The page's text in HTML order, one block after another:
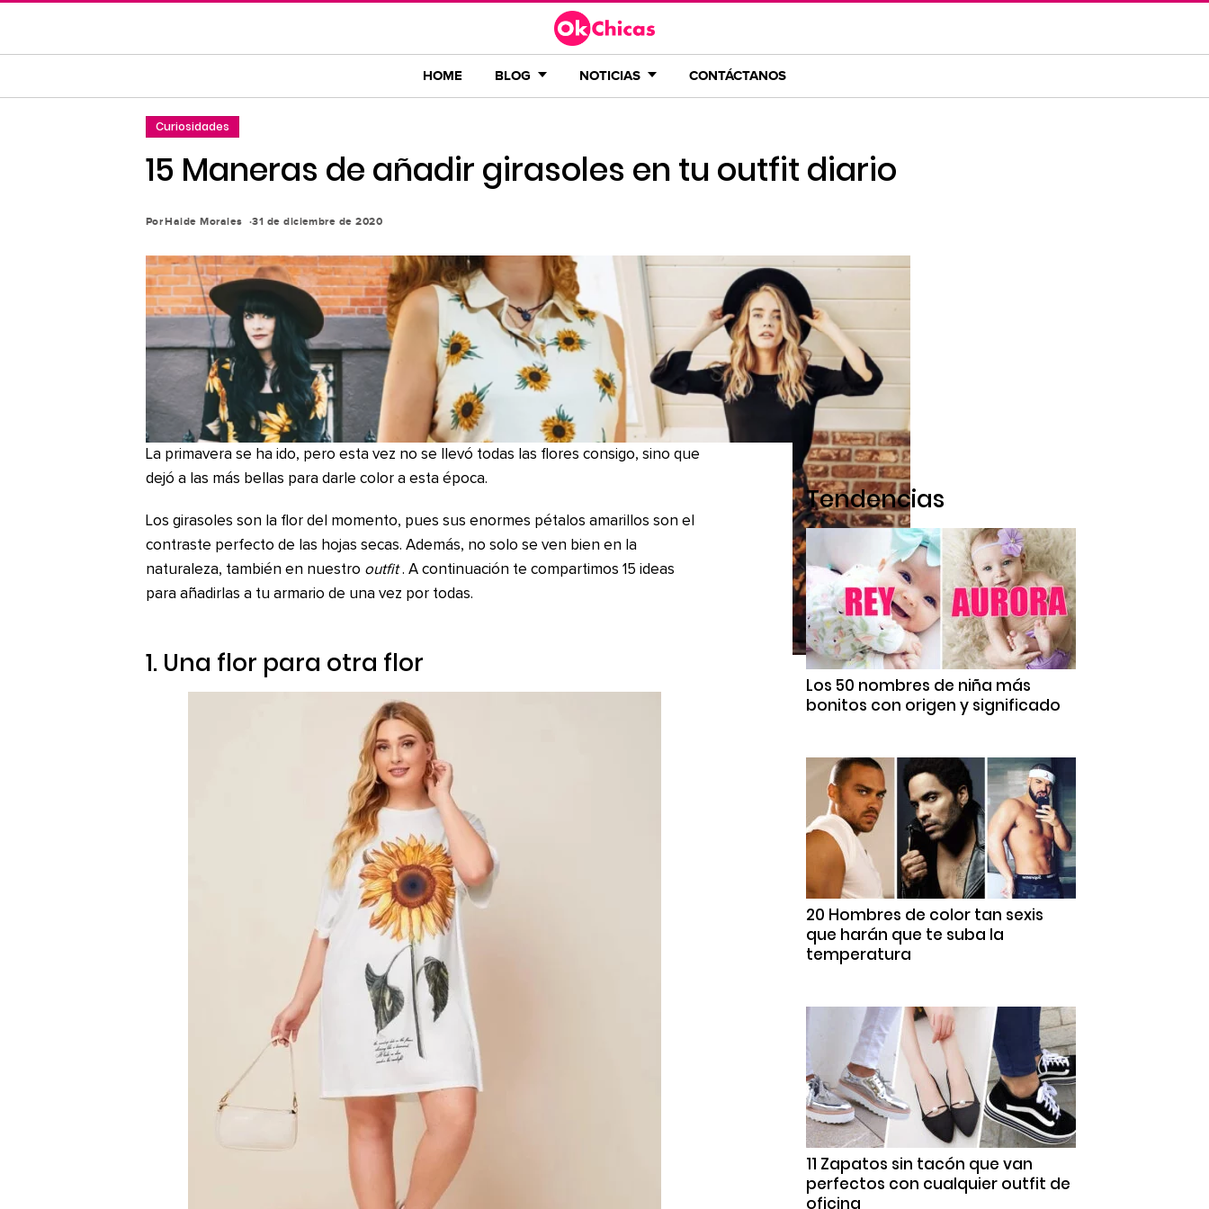
contenido
HOME BLOG NOTICIAS CONTÁCTANOS
Curiosidades
15 Maneras de añadir girasoles en tu outfit diario
PorHaide Morales 31 de diciembre de 2020
La primavera se ha ido, pero esta vez no se llevó todas las flores consigo, sino que
dejó a las más bellas para darle color a esta época.
Los girasoles son la flor del momento, pues sus enormes pétalos amarillos son el
contraste perfecto de las hojas secas. Además, no solo se ven bien en la
naturaleza, también en nuestro outfit . A continuación te compartimos 15 ideas
para añadirlas a tu armario de una vez por todas.
1. Una flor para otra flor
Tendencias
Los 50 nombres de niña más
bonitos con origen y significado
20 Hombres de color tan sexis
que harán que te suba la
temperatura
11 Zapatos sin tacón que van
perfectos con cualquier outfit de
oficina